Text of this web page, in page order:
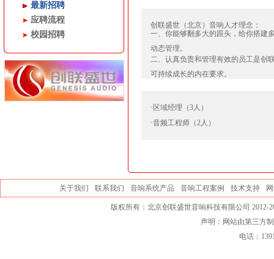
最新招聘
应聘流程
校园招聘
创联盛世（北京）音响人才理念：
一、你能够翻多大的跟头，给你搭建
动态管理。
二、认真负责和管理有效的员工是创
可持续成长的内在要求。
·区域经理（3人）
·音频工程师（2人）
关于我们 联系我们 音响系统产品 音响工程案例 技术支持
版权所有：北京创联盛世音响科技有限公司 2012-
声明：网站由第三方
电话：